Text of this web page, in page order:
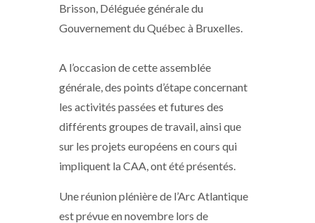
Brisson, Déléguée générale du
Gouvernement du Québec à Bruxelles.
A l’occasion de cette assemblée
générale, des points d’étape concernant
les activités passées et futures des
différents groupes de travail, ainsi que
sur les projets européens en cours qui
impliquent la CAA, ont été présentés.
Une réunion plénière de l’Arc Atlantique
est prévue en novembre lors de